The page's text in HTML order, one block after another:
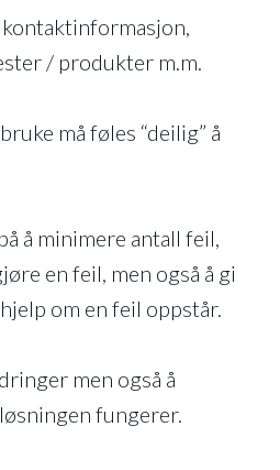
/ produkter m.m.
må føles “deilig” å
å minimere antall feil,
en feil, men også å gi
om en feil oppstår.
men også å
fungerer.